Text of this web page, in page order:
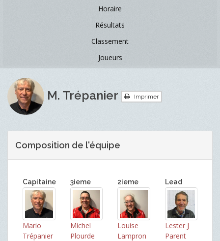
Horaire
Résultats
Classement
Joueurs
M. Trépanier Imprimer
Composition de l'équipe
Capitaine
Mario
Trépanier
3ieme
Michel
Plourde
2ieme
Louise
Lampron
Lead
Lester J
Parent